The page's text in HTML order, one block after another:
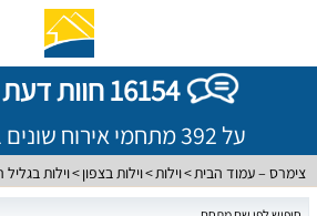
16154 חוות דעת אמיתיות!
על 392 מתחמי אירוח שונים ברחבי הארץ
צימרס – עמוד הבית וילות וילות בצפון וילות